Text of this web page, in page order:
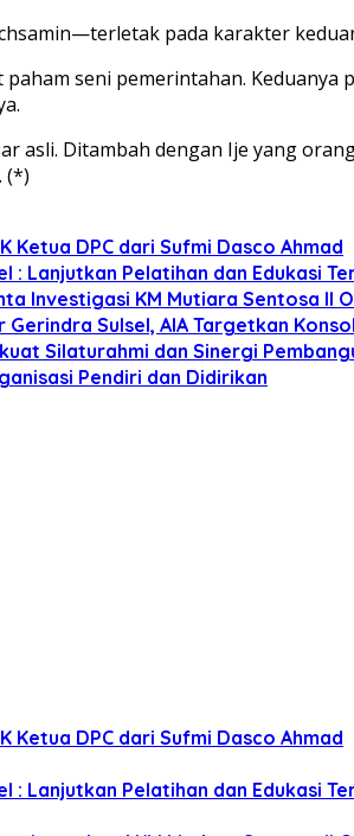
pada karakter
seni pemerintahan.
asli. Ditambah dengan Ije yang
(*)
Ketua DPC dari Sufmi Dasco Ahmad
: Lanjutkan Pelatihan dan Edukasi
Investigasi KM Mutiara Sentosa II
Sulsel, AIA Targetkan
Silaturahmi dan Sinergi
Pendiri dan Didirikan
Ketua DPC dari Sufmi Dasco Ahmad
: Lanjutkan Pelatihan dan Edukasi